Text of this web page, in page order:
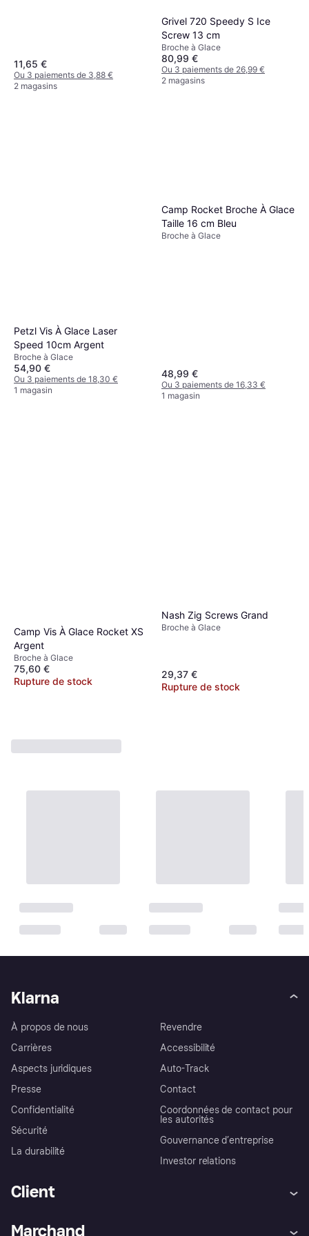
11,65 €
Ou 3 paiements de 3,88 €
2 magasins
Grivel 720 Speedy S Ice
Screw 13 cm
Broche à Glace
80,99 €
Ou 3 paiements de 26,99 €
2 magasins
Petzl Vis À Glace Laser
Speed 10cm Argent
Broche à Glace
54,90 €
Ou 3 paiements de 18,30 €
1 magasin
Camp Rocket Broche À Glace
Taille 16 cm Bleu
Broche à Glace
48,99 €
Ou 3 paiements de 16,33 €
1 magasin
Camp Vis À Glace Rocket XS
Argent
Broche à Glace
75,60 €
Rupture de stock
Nash Zig Screws Grand
Broche à Glace
29,37 €
Rupture de stock
Klarna
À propos de nous
Carrières
Aspects juridiques
Presse
Confidentialité
Sécurité
La durabilité
Revendre
Accessibilité
Auto-Track
Contact
Coordonnées de contact pour
les autorités
Gouvernance d’entreprise
Investor relations
Client
Marchand